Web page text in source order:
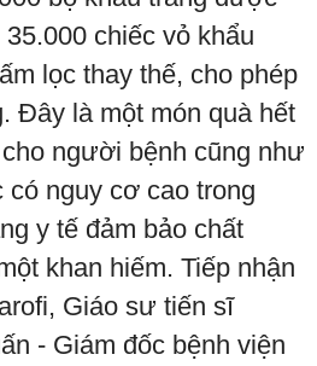
chiếc vỏ khẩu
lọc thay thế, cho phép
Đây là một món quà hết
người bệnh cũng như
nguy cơ cao trong
y tế đảm bảo chất
khan hiếm. Tiếp nhận
Giáo sư tiến sĩ
- Giám đốc bệnh viện